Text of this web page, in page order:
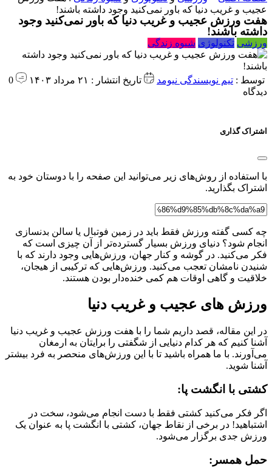
عجیب و غریب دنیا که باور نمی‌کنید وجود داشته باشند!
هفت ورزش عجیب و غریب دنیا که باور نمی‌کنید وجود
داشته باشند!
ورزشی تکنولوژی شیوه زندگی
توسط : تیم نویسندگی نیومد تاریخ انتشار : ۲۱ مرداد ۱۴۰۳
0
دیدگاه
اشتراک گذاری
با استفاده از روش‌های زیر می‌توانید این صفحه را با دوستان خود به
اشتراک بگذارید.
چه کسی گفته ورزش فقط باید در زمین فوتبال یا سالن بدنسازی
انجام شود؟ دنیای ورزش بسیار گسترده‌تر از آن چیزی است که
فکر می‌کنید. در گوشه و کنار جهان، ورزش‌هایی وجود دارند که با
شنیدن نامشان تعجب می‌کنید. ورزش‌هایی که ترکیبی از هیجان،
خلاقیت و گاهی اوقات هم کمی خنده‌دار بودن هستند.
ورزش های عجیب و غریب دنیا
در این مقاله، قصد داریم شما را با هفت ورزش عجیب و غریب دنیا
آشنا کنیم که هر کدام دنیایی از شگفتی را برایتان به ارمغان
می‌آورند. با ما همراه باشید تا با این ورزش‌های منحصر به فرد بیشتر
آشنا شوید.
کشتی با انگشت پا:
اگر فکر می‌کنید کشتی فقط با دست انجام می‌شود، سخت در
اشتباهید! در برخی از نقاط جهان، کشتی با انگشت پا به عنوان یک
ورزش جدی برگزار می‌شود.
حمل همسر: